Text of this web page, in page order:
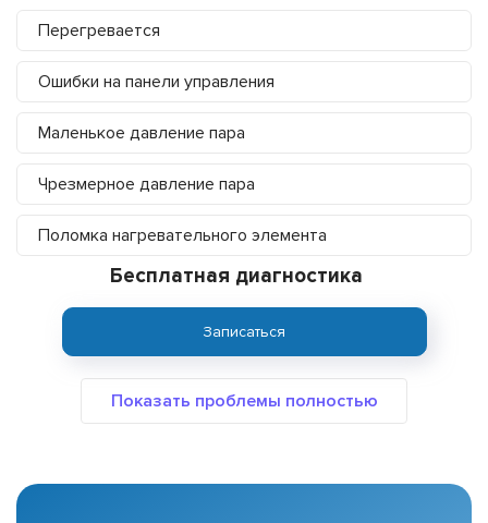
Перегревается
Ошибки на панели управления
Маленькое давление пара
Чрезмерное давление пара
Поломка нагревательного элемента
Бесплатная диагностика
Записаться